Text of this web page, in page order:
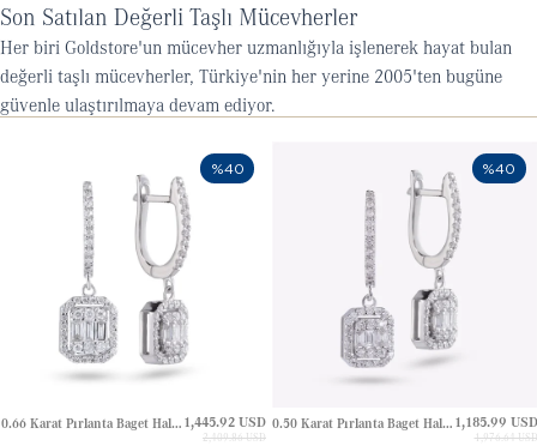
Son Satılan Değerli Taşlı Mücevherler
Her biri Goldstore'un mücevher uzmanlığıyla işlenerek hayat bulan
değerli taşlı mücevherler, Türkiye'nin her yerine 2005'ten bugüne
güvenle ulaştırılmaya devam ediyor.
0.66 Karat Pırlanta Baget Halo Huggie Altın Küpe 1,445.92 USD
2,409.86 USD
%40
0.50 Karat Pırlanta Baget Halo Huggie Altın Küpe 1,185.99 USD
1,976.64 USD
%40